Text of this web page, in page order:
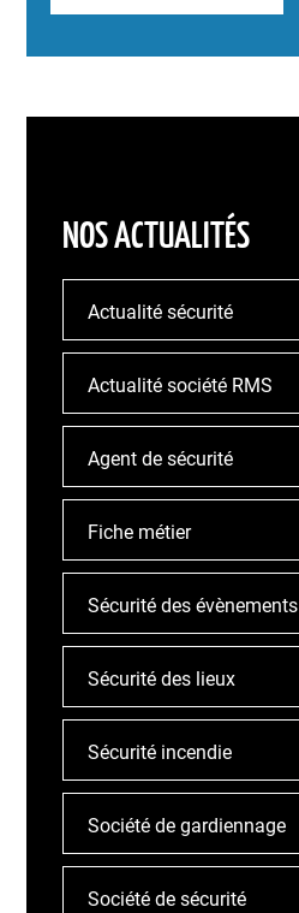
NOS ACTUALITÉS
Actualité sécurité
Actualité société RMS
Agent de sécurité
Fiche métier
Sécurité des évènements
Sécurité des lieux
Sécurité incendie
Société de gardiennage
Société de sécurité